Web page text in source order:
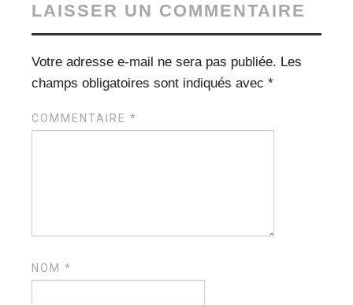
LAISSER UN COMMENTAIRE
Votre adresse e-mail ne sera pas publiée. Les
champs obligatoires sont indiqués avec*
COMMENTAIRE*
NOM*